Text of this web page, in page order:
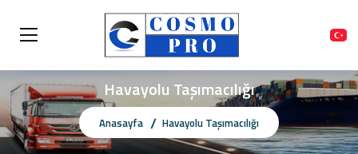
Havayolu Taşımacılığı
Anasayfa Havayolu Taşımacılığı